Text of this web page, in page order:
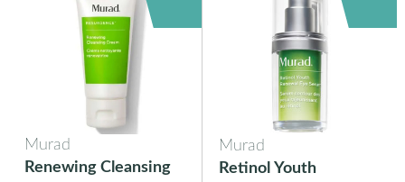
Murad
Renewing Cleansing
Murad
Retinol Youth